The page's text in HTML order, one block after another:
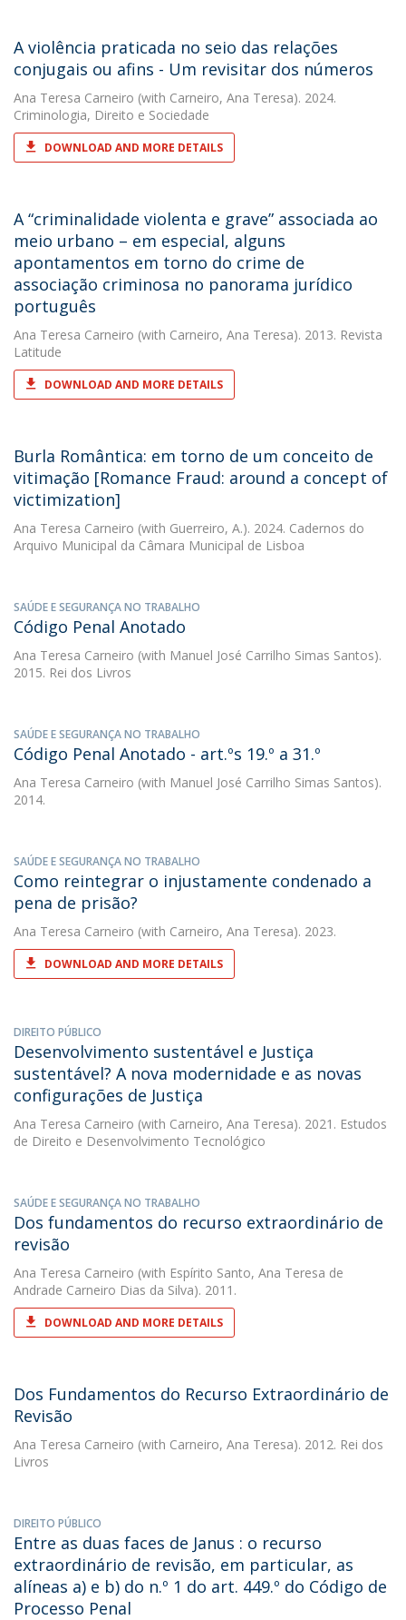
A violência praticada no seio das relações
conjugais ou afins - Um revisitar dos números
Ana Teresa Carneiro (with Carneiro, Ana Teresa). 2024.
Criminologia, Direito e Sociedade
DOWNLOAD AND MORE DETAILS
A “criminalidade violenta e grave” associada ao
meio urbano – em especial, alguns
apontamentos em torno do crime de
associação criminosa no panorama jurídico
português
Ana Teresa Carneiro (with Carneiro, Ana Teresa). 2013. Revista
Latitude
DOWNLOAD AND MORE DETAILS
Burla Romântica: em torno de um conceito de
vitimação [Romance Fraud: around a concept of
victimization]
Ana Teresa Carneiro (with Guerreiro, A.). 2024. Cadernos do
Arquivo Municipal da Câmara Municipal de Lisboa
SAÚDE E SEGURANÇA NO TRABALHO
Código Penal Anotado
Ana Teresa Carneiro (with Manuel José Carrilho Simas Santos).
2015. Rei dos Livros
SAÚDE E SEGURANÇA NO TRABALHO
Código Penal Anotado - art.ºs 19.º a 31.º
Ana Teresa Carneiro (with Manuel José Carrilho Simas Santos).
2014.
SAÚDE E SEGURANÇA NO TRABALHO
Como reintegrar o injustamente condenado a
pena de prisão?
Ana Teresa Carneiro (with Carneiro, Ana Teresa). 2023.
DOWNLOAD AND MORE DETAILS
DIREITO PÚBLICO
Desenvolvimento sustentável e Justiça
sustentável? A nova modernidade e as novas
configurações de Justiça
Ana Teresa Carneiro (with Carneiro, Ana Teresa). 2021. Estudos
de Direito e Desenvolvimento Tecnológico
SAÚDE E SEGURANÇA NO TRABALHO
Dos fundamentos do recurso extraordinário de
revisão
Ana Teresa Carneiro (with Espírito Santo, Ana Teresa de
Andrade Carneiro Dias da Silva). 2011.
DOWNLOAD AND MORE DETAILS
Dos Fundamentos do Recurso Extraordinário de
Revisão
Ana Teresa Carneiro (with Carneiro, Ana Teresa). 2012. Rei dos
Livros
DIREITO PÚBLICO
Entre as duas faces de Janus : o recurso
extraordinário de revisão, em particular, as
alíneas a) e b) do n.º 1 do art. 449.º do Código de
Processo Penal